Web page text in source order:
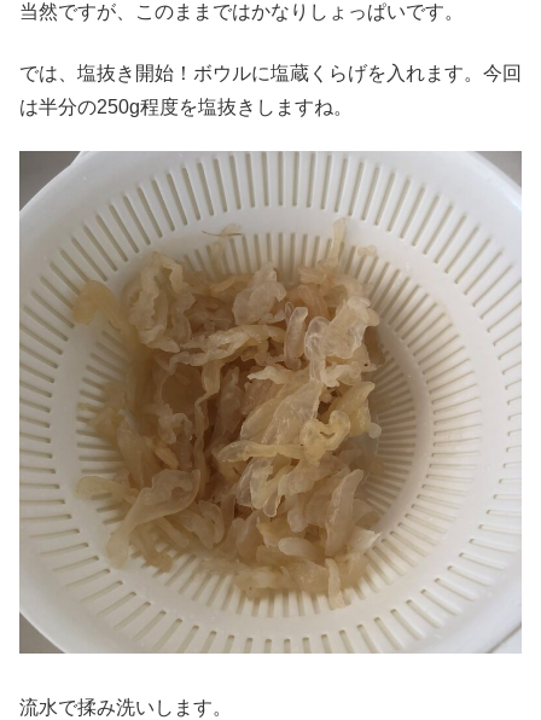
当然ですが、このままではかなりしょっぱいです。
では、塩抜き開始！ボウルに塩蔵くらげを入れます。今回
は半分の250g程度を塩抜きしますね。
流水で揉み洗いします。